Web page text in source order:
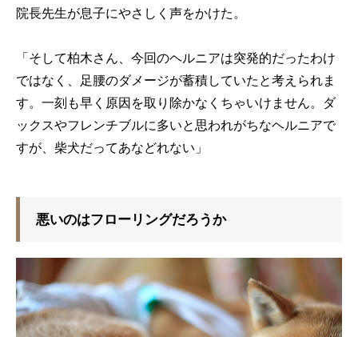
院長先生が息子にやさしく声をかけた。
「そして柏木さん、今回のヘルニアは突発的だったわけ
ではなく、足腰のダメージが蓄積していたと考えられま
す。一刻も早く原因を取り除かなくちゃいけません。ダ
ックスやフレンチブルに多いと思われがちなヘルニアで
すが、柴犬だってあなどれない」
悪いのはフローリングだろうか